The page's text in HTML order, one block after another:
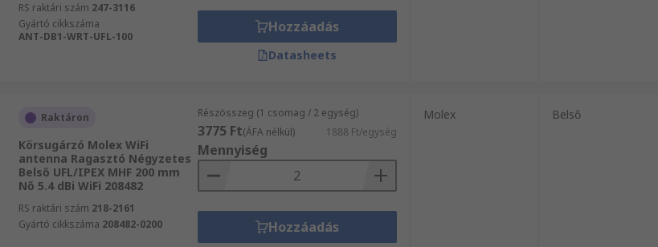
RS raktári szám 247-3116
Gyártó cikkszáma
ANT-DB1-WRT-UFL-100
Hozzáadás
Datasheets
Raktáron
Körsugárzó Molex WiFi
antenna Ragasztó Négyzetes
Belső UFL/IPEX MHF 200 mm
Nő 5.4 dBi WiFi 208482
RS raktári szám 218-2161
Gyártó cikkszáma 208482-0200
Részösszeg (1 csomag / 2 egység)
3775 Ft(ÁFA nélkül) 1888 Ft/egység
Mennyiség
Hozzáadás
Molex Belső